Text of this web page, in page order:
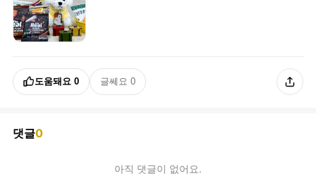
도움돼요 0 글쎄요 0
댓글0
아직 댓글이 없어요.